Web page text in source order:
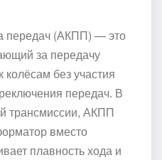
передач (АКПП) — это
за передачу
колёсам без участия
передач. В
трансмиссии, АКПП
вместо
плавность хода и